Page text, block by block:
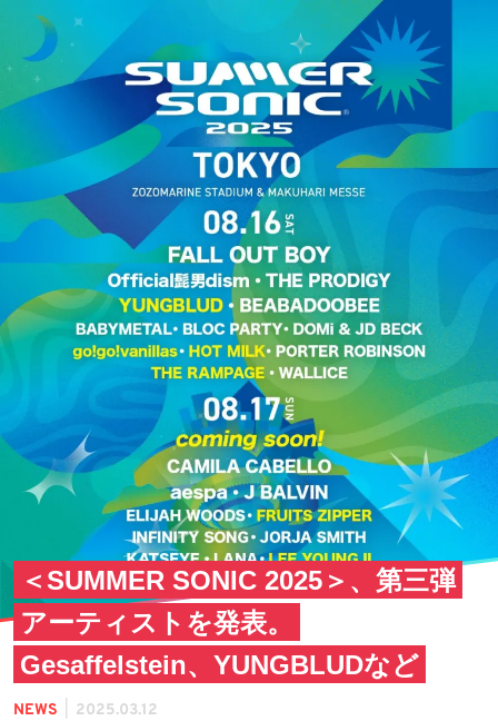
＜SUMMER SONIC 2025＞、第三弾
アーティストを発表。
Gesaffelstein、YUNGBLUDなど
NEWS 2025.03.12